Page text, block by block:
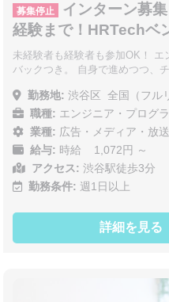
募集停止
インターン募
経験まで！HRTechベ
未経験者も経験者も参加OK！
バックつき。 自身で進めつつ、
勤務地: 渋谷区 全国（フル
職種: エンジニア・プログ
業種: 広告・メディア・放送
給与: 時給 1,072円 ～
アクセス: 渋谷駅徒歩3分
勤務条件: 週1日以上
詳細を見る